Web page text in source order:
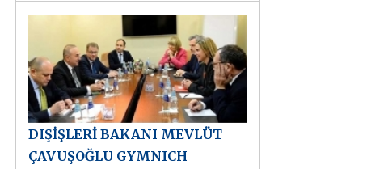
DIŞİŞLERİ BAKANI MEVLÜT
ÇAVUŞOĞLU GYMNICH